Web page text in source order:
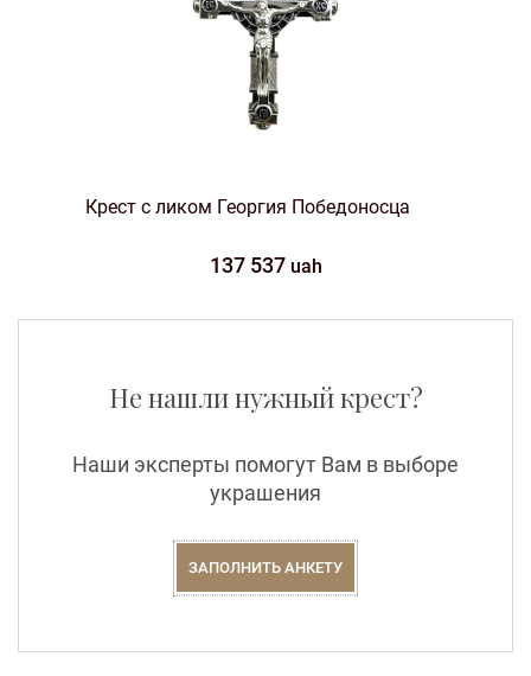
Крест с ликом Георгия Победоносца
137 537 uah
Не нашли нужный крест?
Наши эксперты помогут Вам в выборе
украшения
ЗАПОЛНИТЬ АНКЕТУ